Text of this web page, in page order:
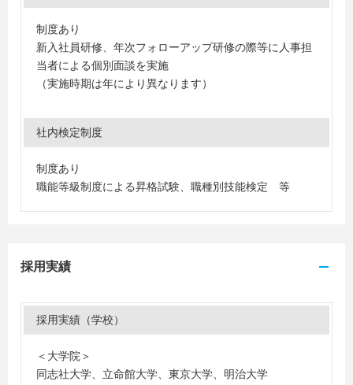
制度あり
新入社員研修、年次フォローアップ研修の際等に人事担
当者による個別面談を実施
（実施時期は年により異なります）
社内検定制度
制度あり
職能等級制度による昇格試験、職種別技能検定 等
採用実績
採用実績（学校）
＜大学院＞
同志社大学、立命館大学、東京大学、明治大学